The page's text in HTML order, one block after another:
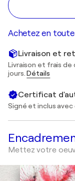
Achetez en
Livraison et
Livraison et frais de
jours.Détails
Certificat
Signé et inclus
Mettez votre